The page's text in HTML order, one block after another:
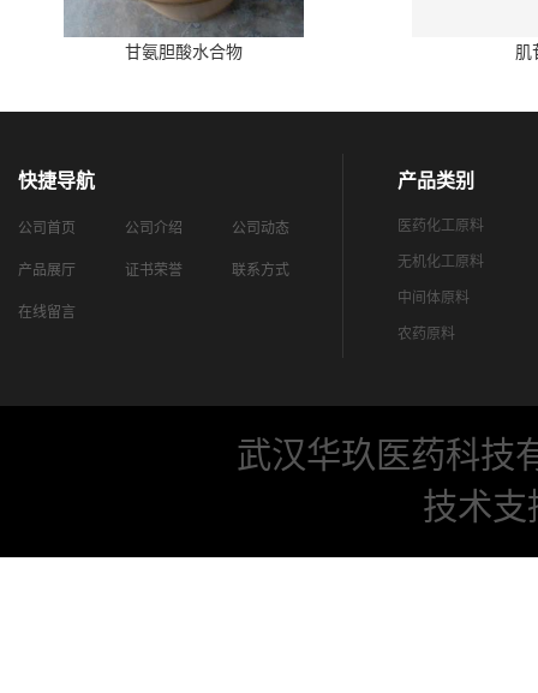
甘氨胆酸水合物 肌
快捷导航
公司首页 公司介绍 公司动态
产品展厅 证书荣誉 联系方式
在线留言
产品类别
医药化工原料
无机化工原料
中间体原料
农药原料
武汉华玖医药科技
技术